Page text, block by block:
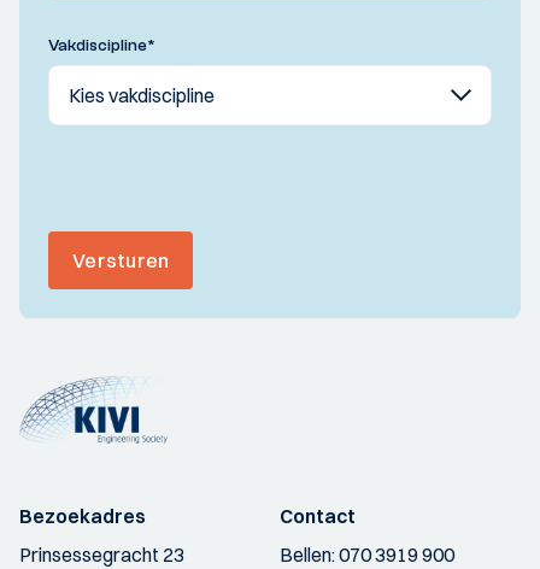
Vakdiscipline*
Versturen
Bezoekadres
Prinsessegracht 23
Contact
Bellen:070 3919 900